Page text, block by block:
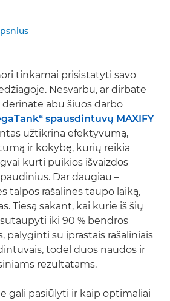
tinkamai prisistatyti savo
Nesvarbu, ar dirbate
derinate abu šiuos darbo
spausdintuvų MAXIFY
užtikrina efektyvumą,
ir kokybę, kurių reikia
kurti puikios išvaizdos
Dar daugiau –
talpos rašalinės taupo laiką,
Tiesą sakant, kai kurie iš šių
iki 90 % bendros
palyginti su įprastais rašaliniais
todėl duos naudos ir
rezultatams.
gali pasiūlyti ir kaip optimaliai